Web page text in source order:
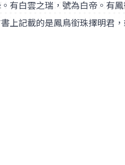
有白雲之瑞，號為白帝。有
上記載的是鳳鳥銜珠擇明君